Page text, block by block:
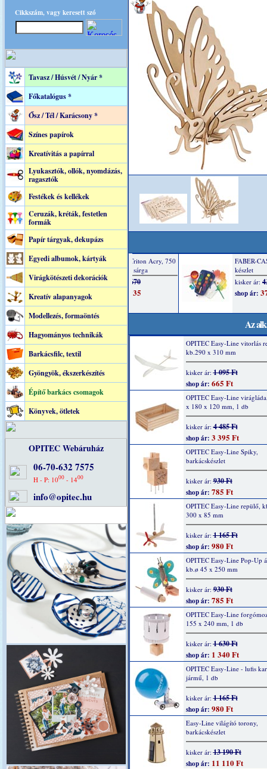
Cikkszám, vagy keresett szó
Tavasz / Húsvét / Nyár *
Főkatalógus *
Ősz / Tél / Karácsony *
Színes papírok
Kreatívitás a papírral
Lyukasztók, ollók, nyomdázás,
ragasztók
Festékek és kellékek
Ceruzák, kréták, festetlen
formák
Papír tárgyak, dekupázs
Egyedi albumok, kártyák
Virágkötészeti dekorációk
Kreatív alapanyagok
Modellezés, formaöntés
Hagyományos technikák
Barkácsfilc, textil
Gyöngyök, ékszerkészítés
Építő barkács csomagok
Könyvek, ötletek
OPITEC Webáruház
06-70-632 7575
H - P: 1000 - 1400
info@opitec.hu
Az
OPITEC Easy-Line vitorlás
kb.290 x 310 mm
kisker ár:1 095 Ft
shop ár: 665 Ft
OPITEC Easy-Line
x 180 x 120 mm, 1 db
kisker ár:4 485 Ft
shop ár: 3 395 Ft
OPITEC Easy-Line Spiky,
barkácskészlet
kisker ár:930 Ft
shop ár: 785 Ft
OPITEC Easy-Line repülő,
300 x 85 mm
kisker ár:1 165 Ft
shop ár: 980 Ft
OPITEC Easy-Line Pop-Up
kb.ø 45 x 250 mm
kisker ár:930 Ft
shop ár: 785 Ft
OPITEC Easy-Line
155 x 240 mm, 1 db
kisker ár:1 630 Ft
shop ár: 1 340 Ft
OPITEC Easy-Line - lufis
jármű, 1 db
kisker ár:1 165 Ft
shop ár: 980 Ft
Easy-Line világító torony,
barkácskészlet
kisker ár:13 190 Ft
shop ár: 11 110 Ft